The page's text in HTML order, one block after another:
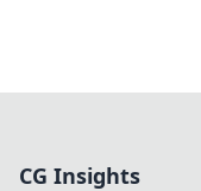
CG Insights